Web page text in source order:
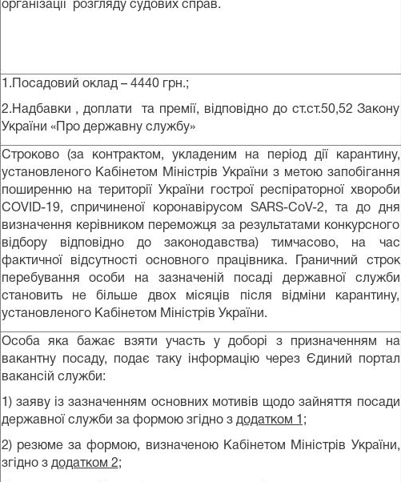
організації розгляду судових справ.
1.Посадовий оклад – 4440 грн.;
2.Надбавки , доплати та премії, відповідно до ст.ст.50,52 Закону
України «Про державну службу»
Строково (за контрактом, укладеним на період дії карантину,
установленого Кабінетом Міністрів України з метою запобігання
поширенню на території України гострої респіраторної хвороби
COVID-19, спричиненої коронавірусом SARS-CoV-2, та до дня
визначення керівником переможця за результатами конкурсного
відбору відповідно до законодавства) тимчасово, на час
фактичної відсутності основного працівника. Граничний строк
перебування особи на зазначеній посаді державної служби
становить не більше двох місяців після відміни карантину,
установленого Кабінетом Міністрів України.
Особа яка бажає взяти участь у доборі з призначенням на
вакантну посаду, подає таку інформацію через Єдиний портал
вакансій служби:
1) заяву із зазначенням основних мотивів щодо зайняття посади
державної служби за формою згідно з додатком 1;
2) резюме за формою, визначеною Кабінетом Міністрів України,
згідно з додатком 2;